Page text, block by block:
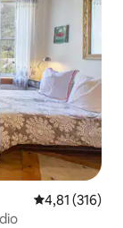
4,81 (316)